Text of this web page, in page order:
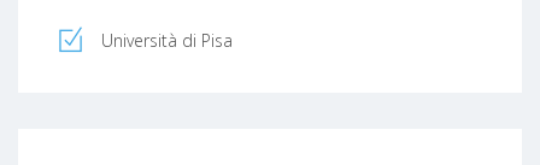
Università di Pisa